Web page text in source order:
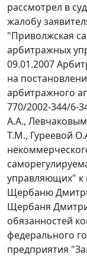
рассмотрел в
жалобу
"Приволжская
арбитражных
09.01.2007
на
арбитражного
770/2002-344/6-
А.А.,
Т.М., Гуреевой
управляющих" к
Щербаню
Щербаня
обязанностей
федерального
предприятия